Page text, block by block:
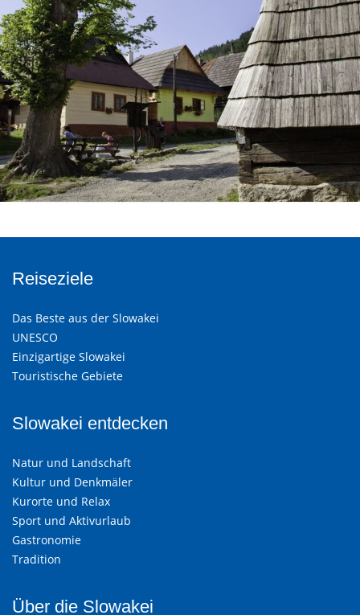
Reiseziele
Das Beste aus der Slowakei
UNESCO
Einzigartige Slowakei
Touristische Gebiete
Slowakei entdecken
Natur und Landschaft
Kultur und Denkmäler
Kurorte und Relax
Sport und Aktivurlaub
Gastronomie
Tradition
Über die Slowakei